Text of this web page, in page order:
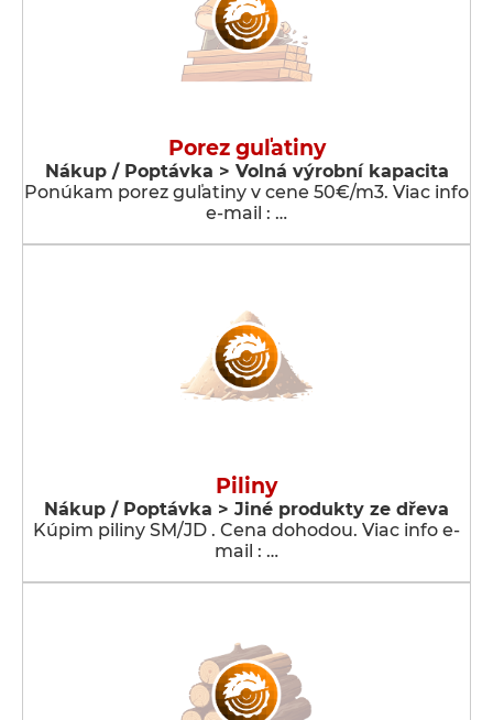
Porez guľatiny
Nákup / Poptávka > Volná výrobní kapacita
Ponúkam porez guľatiny v cene 50€/m3. Viac info
e-mail : …
Piliny
Nákup / Poptávka > Jiné produkty ze dřeva
Kúpim piliny SM/JD . Cena dohodou. Viac info e-
mail : …